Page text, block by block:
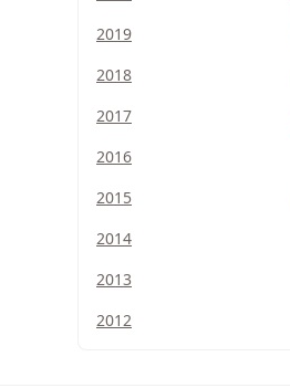
2019
2018
2017
2016
2015
2014
2013
2012